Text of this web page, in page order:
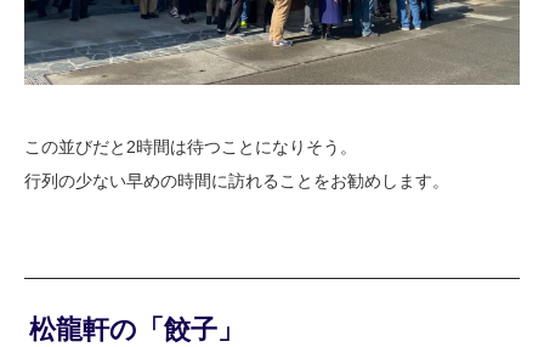
この並びだと2時間は待つことになりそう。
行列の少ない早めの時間に訪れることをお勧めします。
松龍軒の「餃子」